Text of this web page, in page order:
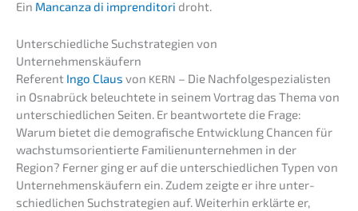
Ein Mancan­za di impren­di­to­ri droht.
Unter­schied­li­che Suchstra­te­gien von
Unternehmenskäufern
Referent Ingo Claus von KERN – Die Nachfolge­spezialisten
in Osnabrück beleuch­te­te in seinem Vortrag das Thema von
unter­schied­li­chen Seiten. Er beant­wor­te­te die Frage:
Warum bietet die demogra­fi­sche Entwick­lung Chancen für
wachs­tums­ori­en­tier­te Famili­en­un­ter­neh­men in der
Region? Ferner ging er auf die unter­schied­li­chen Typen von
Unter­neh­mens­käu­fern ein. Zudem zeigte er ihre unter­
schied­li­chen Suchstra­te­gien auf. Weiter­hin erklär­te er,